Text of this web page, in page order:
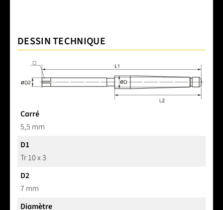
DESSIN TECHNIQUE
Carré
5,5 mm
D1
Tr 10 x 3
D2
7 mm
Diamètre